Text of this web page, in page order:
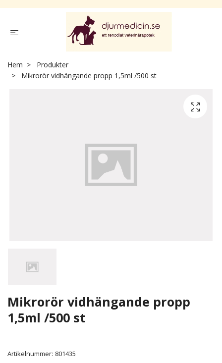
Hem
Produkter
Mikrorör vidhängande propp 1,5ml /500 st
Mikrorör vidhängande propp
1,5ml /500 st
Artikelnummer: 801435